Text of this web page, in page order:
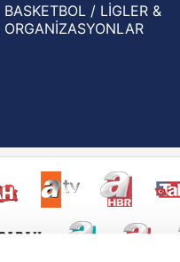
BASKETBOL / LİGLER &
ORGANİZASYONLAR